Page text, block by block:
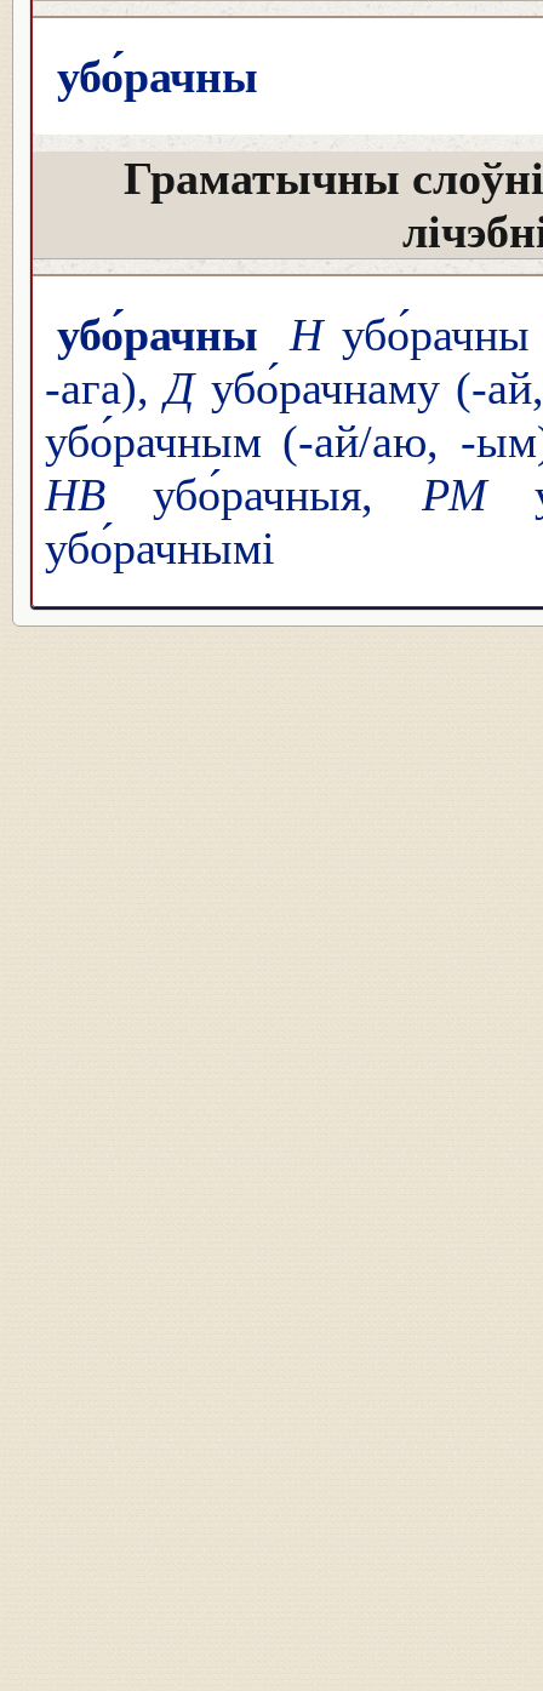
убо́рачны
Граматычны
убо́рачны Н
-ага),Дубо́рачнаму (-
убо́рачным (-ай/аю, -
НВ убо́рачныя, РМ
убо́рачнымі